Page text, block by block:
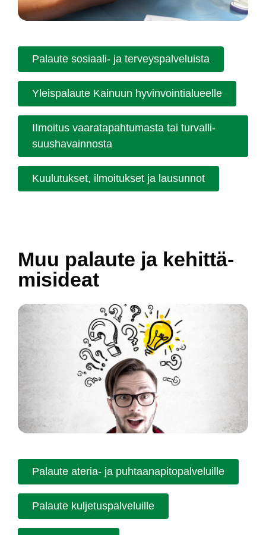
Pa­lau­te so­siaa­li- ja ter­veys­pal­ve­luis­ta
Yleis­pa­lau­te Kai­nuun hy­vin­voin­tia­lueel­le
II­moi­tus vaa­ra­ta­pah­tu­mas­ta tai tur­val­li­
suus­ha­vain­nos­ta
Kuu­lu­tuk­set, il­moi­tuk­set ja lau­sun­not
Muu pa­lau­te ja ke­hit­tä­
mi­si­deat
Pa­lau­te ate­ria- ja puh­taa­na­pi­to­pal­ve­luil­le
Pa­lau­te kul­je­tus­pal­ve­luil­le